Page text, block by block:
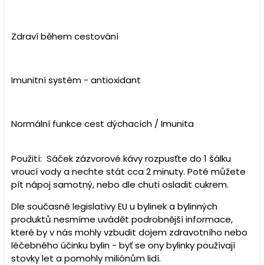
Zdraví během cestování
Imunitní systém - antioxidant
Normální funkce cest dýchacích / Imunita
Použití: Sáček zázvorové kávy rozpusťte do 1 šálku
vroucí vody a nechte stát cca 2 minuty. Poté můžete
pít nápoj samotný, nebo dle chuti osladit cukrem.
Dle současné legislativy EU u bylinek a bylinných
produktů nesmíme uvádět podrobnější informace,
které by v nás mohly vzbudit dojem zdravotního nebo
léčebného účinku bylin - byť se ony bylinky používají
stovky let a pomohly miliónům lidí.